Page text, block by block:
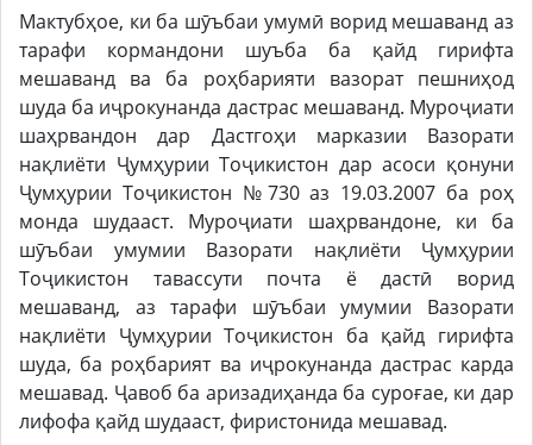
Мактубҳое, ки ба шӯъбаи умумӣ ворид мешаванд аз
тарафи кормандони шуъба ба қайд гирифта
мешаванд ва ба роҳбарияти вазорат пешниҳод
шуда ба иҷрокунанда дастрас мешаванд. Муроҷиати
шаҳрвандон дар Дастгоҳи марказии Вазорати
нақлиёти Ҷумҳурии Тоҷикистон дар асоси қонуни
Ҷумҳурии Тоҷикистон №730 аз 19.03.2007 ба роҳ
монда шудааст. Муроҷиати шаҳрвандоне, ки ба
шӯъбаи умумии Вазорати нақлиёти Ҷумҳурии
Тоҷикистон тавассути почта ё дастӣ ворид
мешаванд, аз тарафи шӯъбаи умумии Вазорати
нақлиёти Ҷумҳурии Тоҷикистон ба қайд гирифта
шуда, ба роҳбарият ва иҷрокунанда дастрас карда
мешавад. Ҷавоб ба аризадиҳанда ба суроғае, ки дар
лифофа қайд шудааст, фиристонида мешавад.